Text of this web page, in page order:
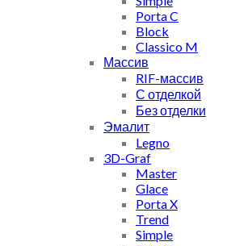
Porta C
Block
Classico M
Массив
RIF-массив
С отделкой
Без отделки
Эмалит
Legno
3D-Graf
Master
Glace
Porta X
Trend
Simple